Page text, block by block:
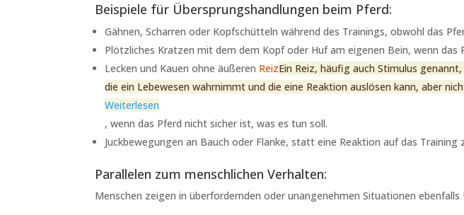
Beispiele für Übersprungshandlungen beim Pferd:
Gähnen, Scharren oder Kopfschütteln während des Trainings, obwohl das
Plötzliches Kratzen mit dem dem Kopf oder Huf am eigenen Bein, wenn das
Lecken und Kauen ohne äußeren ReizEin Reiz, häufig auch Stimulus
die ein Lebewesen wahrnimmt und die eine Reaktion auslösen kann, aber
Weiterlesen
, wenn das Pferd nicht sicher ist, was es tun soll.
Juckbewegungen an Bauch oder Flanke, statt eine Reaktion auf das Training
Parallelen zum menschlichen Verhalten:
Menschen zeigen in überfordernden oder unangenehmen Situationen